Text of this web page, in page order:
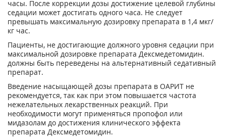
часы. После коррекции дозы достижение целевой глубины
седации может достигать одного часа. Не следует
превышать максимальную дозировку препарата в 1,4 мкг/
кг час.
Пациенты, не достигающие должного уровня седации при
максимальной дозировке препарата Дексмедетомидин.
должны быть переведены на альтернативный седативный
препарат.
Введение насыщающей дозы препарата в ОАРИТ не
рекомендуется, так как при этом повышается частота
нежелательных лекарственных реакций. При
необходимости могут применяться пропофол или
мидазолам до достижения клинического эффекта
препарата Дексмедетомидин.